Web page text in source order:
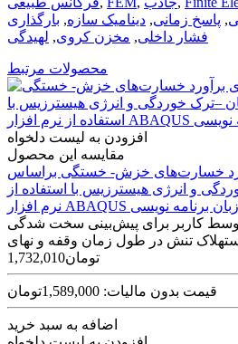
, پاسخ زمانی, دینامیک سازه, بارگذاری
فشار داخلی, مخزن کروی, لهیدگی
محصولات مرتبط
افزودن به لیست دلخواه
مقایسه این محصول
خسارت‌های خزش- خستگی براساس
و انرژی هیسترزیس با استفاده از
کاربر برای پیش‌بینی سخت شدگی
1,732,010تومان
قیمت بدون مالیات: 1,589,000تومان
اضافه به سبد خرید